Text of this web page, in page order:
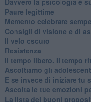
Paure legittime
​Memento celebrare
​Consigli di visione e di
​Il velo oscuro
Resistenza
​Il tempo libero. Il tempo
Ascoltiamo gli
​E se invece di iniziare tu
​Ascolta le tue emozioni
​La lista dei buoni